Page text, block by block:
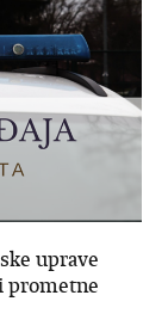
uprave
prometne